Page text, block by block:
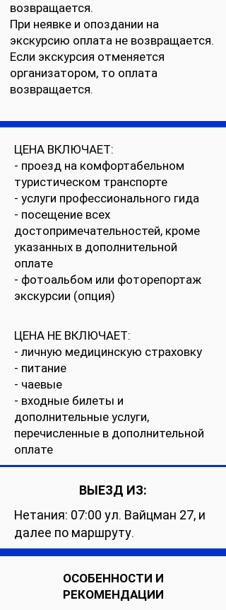
возвращается.
При неявке и опоздании на
экскурсию оплата не возвращается.
Если экскурсия отменяется
организатором, то оплата
возвращается.
ЦЕНА ВКЛЮЧАЕТ:
- проезд на комфортабельном
туристическом транспорте
- услуги профессионального гида
- посещение всех
достопримечательностей, кроме
указанных в дополнительной
оплате
- фотоальбом или фоторепортаж
экскурсии (опция)
ЦЕНА НЕ ВКЛЮЧАЕТ:
- личную медицинскую страховку
- питание
- чаевые
- входные билеты и
дополнительные услуги,
перечисленные в дополнительной
оплате
ВЫЕЗД ИЗ:
Нетания: 07:00 ул. Вайцман 27, и
далее по маршруту.
ОСОБЕННОСТИ И
РЕКОМЕНДАЦИИ